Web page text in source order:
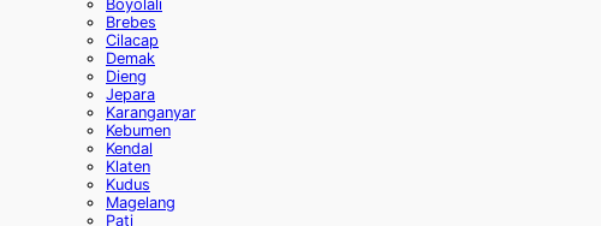
Boyolali
Brebes
Cilacap
Demak
Dieng
Jepara
Karanganyar
Kebumen
Kendal
Klaten
Kudus
Magelang
Pati